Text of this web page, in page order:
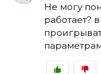
Не могу
работает?